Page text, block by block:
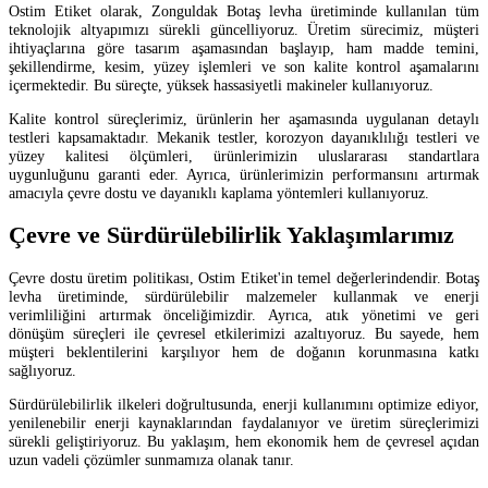
Ostim Etiket olarak, Zonguldak Botaş levha üretiminde kullanılan tüm
teknolojik altyapımızı sürekli güncelliyoruz. Üretim sürecimiz, müşteri
ihtiyaçlarına göre tasarım aşamasından başlayıp, ham madde temini,
şekillendirme, kesim, yüzey işlemleri ve son kalite kontrol aşamalarını
içermektedir. Bu süreçte, yüksek hassasiyetli makineler kullanıyoruz.
Kalite kontrol süreçlerimiz, ürünlerin her aşamasında uygulanan detaylı
testleri kapsamaktadır. Mekanik testler, korozyon dayanıklılığı testleri ve
yüzey kalitesi ölçümleri, ürünlerimizin uluslararası standartlara
uygunluğunu garanti eder. Ayrıca, ürünlerimizin performansını artırmak
amacıyla çevre dostu ve dayanıklı kaplama yöntemleri kullanıyoruz.
Çevre ve Sürdürülebilirlik Yaklaşımlarımız
Çevre dostu üretim politikası, Ostim Etiket'in temel değerlerindendir. Botaş
levha üretiminde, sürdürülebilir malzemeler kullanmak ve enerji
verimliliğini artırmak önceliğimizdir. Ayrıca, atık yönetimi ve geri
dönüşüm süreçleri ile çevresel etkilerimizi azaltıyoruz. Bu sayede, hem
müşteri beklentilerini karşılıyor hem de doğanın korunmasına katkı
sağlıyoruz.
Sürdürülebilirlik ilkeleri doğrultusunda, enerji kullanımını optimize ediyor,
yenilenebilir enerji kaynaklarından faydalanıyor ve üretim süreçlerimizi
sürekli geliştiriyoruz. Bu yaklaşım, hem ekonomik hem de çevresel açıdan
uzun vadeli çözümler sunmamıza olanak tanır.